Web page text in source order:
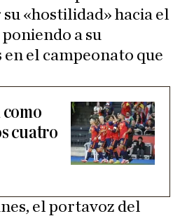
«hostilidad» hacia el
a su
el campeonato que
cuatro
el portavoz del